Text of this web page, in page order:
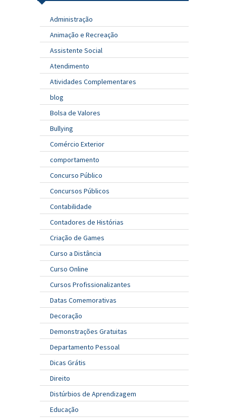
Administração
Animação e Recreação
Assistente Social
Atendimento
Atividades Complementares
blog
Bolsa de Valores
Bullying
Comércio Exterior
comportamento
Concurso Público
Concursos Públicos
Contabilidade
Contadores de Histórias
Criação de Games
Curso a Distância
Curso Online
Cursos Profissionalizantes
Datas Comemorativas
Decoração
Demonstrações Gratuitas
Departamento Pessoal
Dicas Grátis
Direito
Distúrbios de Aprendizagem
Educação